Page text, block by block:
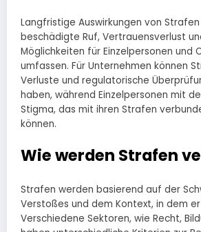
Langfristige Auswirkungen von
beschädigte Ruf, Vertrauensverlust
Möglichkeiten für Einzelpersonen und
umfassen. Für Unternehmen können
Verluste und regulatorische
haben, während Einzelpersonen mit
Stigma, das mit ihren Strafen
können.
Wie werden Strafen
Strafen werden basierend auf der
Verstoßes und dem Kontext, in dem
Verschiedene Sektoren, wie Recht,